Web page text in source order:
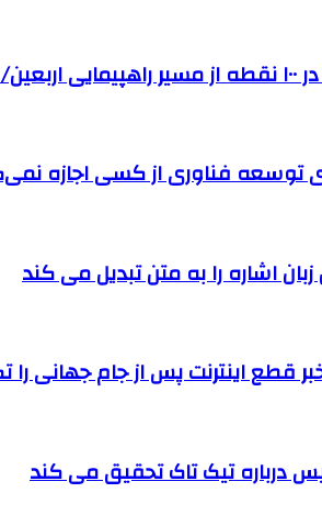
زائران
توسعه فناوری از کسی اجازه
اشاره را به متن تبدیل می کند
خبر قطع اینترنت پس از جام جهانی
درباره تیک تاک تحقیق می کند